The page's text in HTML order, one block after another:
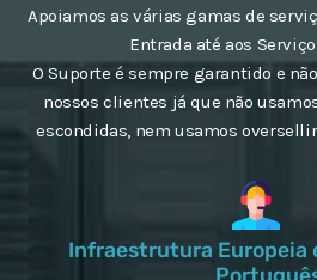
Apoiamos as várias gamas de
Entrada até aos
O Suporte é sempre garantido e
nossos clientes já que não
escondidas, nem usamos
Infraestrutura Europeia